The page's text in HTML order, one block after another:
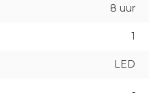
8 uur
1
LED
-